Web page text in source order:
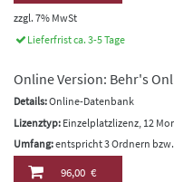
zzgl. 7% MwSt
Lieferfrist ca. 3-5 Tage
Online Version: Behr's
Details:Online-Datenbank
Lizenztyp: Einzelplatzlizenz, 12
Umfang:entspricht 3 Ordnern bzw.
96,00 €